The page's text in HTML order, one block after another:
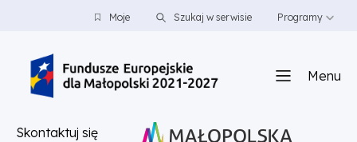
PRZEJDŹ DO TREŚCI
PRZEJDŹ DO MENUMoje Szukaj w serwisie Programy
Menu
Skontaktuj się